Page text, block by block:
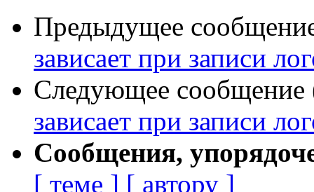
Предыдущее
зависает при записи
Следующее сообщение
зависает при записи
Сообщения,
[ теме ] [ автору ]